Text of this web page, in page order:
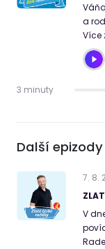
a
Více
3 minuty
Další epizody
7. 8.
V